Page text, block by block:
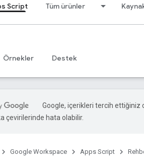
Script Tüm ürünler
Örnekler Destek
Google, içerikleri tercih ettiğiniz
çevirilerinde hata olabilir.
Google Workspace Apps Script